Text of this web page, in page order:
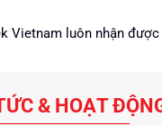
Vietnam luôn nhận
& HOẠT